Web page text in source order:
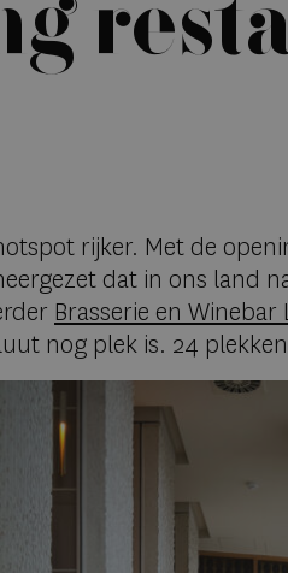
rijker. Met de
dat in ons land
Brasserie en Winebar
nog plek is. 24